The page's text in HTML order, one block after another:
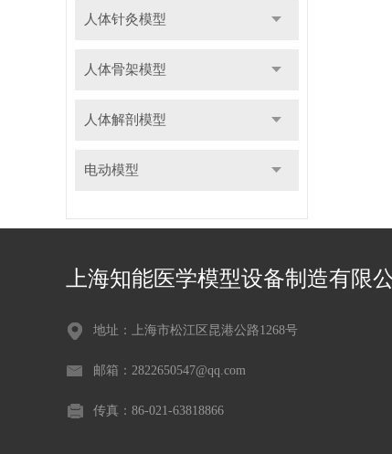
人体针灸模型
人体骨架模型
人体解剖模型
电动模型
上海知能医学模型设备制造有限
地址：上海市松江区昆港公路1268号
邮箱：2822650547@qq.com
传真：86-021-63818866